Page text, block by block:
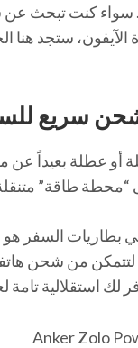
. سواء كنت تبحث عن
ستجد هنا
سريع
أو عطلة بعيداً
“محطة طاقة”
لتتمكن من شحن
لك استقلالية تامة